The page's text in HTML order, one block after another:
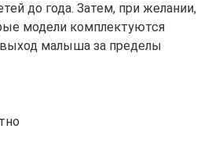
до года. Затем, при желании,
модели комплектуются
малыша за пределы